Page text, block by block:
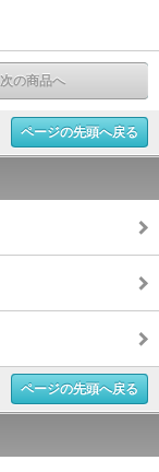
次の商品へ
ページの先頭へ戻る
ページの先頭へ戻る